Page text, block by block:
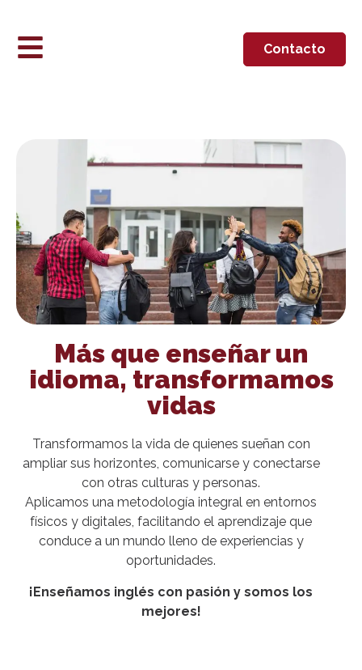
Contacto
Más que enseñar un
idioma, transformamos
vidas
Transformamos la vida de quienes sueñan con
ampliar sus horizontes, comunicarse y conectarse
con otras culturas y personas.
Aplicamos una metodología integral en entornos
físicos y digitales, facilitando el aprendizaje que
conduce a un mundo lleno de experiencias y
oportunidades.
¡Enseñamos inglés con pasión y somos los
mejores!